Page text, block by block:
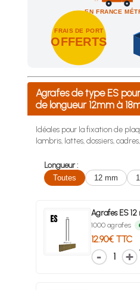
EN FRANCE
FRAIS DE PORT
OFFERTS
Achetez 4 sachets ou
Agrafes de type ES
de longueur 12mm à
Idéales pour la fixation de
lambris, lattes, dossiers,
Longueur :
Toutes
12 mm
Agrafes ES
1000 agrafes
12.90€ TTC
1